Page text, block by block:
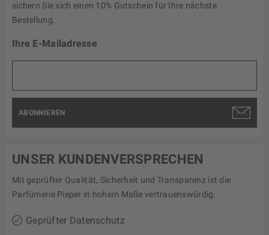
sichern Sie sich einen 10% Gutschein für Ihre nächste
Bestellung.
Ihre E-Mailadresse
ABONNIEREN
UNSER KUNDENVERSPRECHEN
Mit geprüfter Qualität, Sicherheit und Transparenz ist die
Parfümerie Pieper in hohem Maße vertrauenswürdig.
Geprüfter Datenschutz